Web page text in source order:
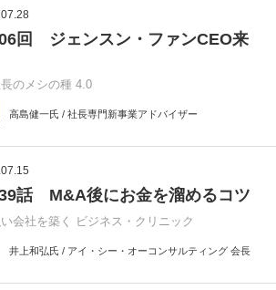
回 ジェンスン・ファンCEO来
のメシの種 4.0
高島健一氏 / 社長専門新事業アドバイザー
話 M&A後にお金を溜めるコツ
会社を築く ビジネス・クリニック
井上和弘氏 / アイ・シー・オーコンサルティング 会長